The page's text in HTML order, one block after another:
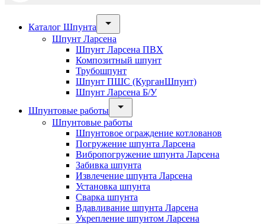
Каталог Шпунта
Шпунт Ларсена
Шпунт Ларсена ПВХ
Композитный шпунт
Трубошпунт
Шпунт ПШС (КурганШпунт)
Шпунт Ларсена Б/У
Шпунтовые работы
Шпунтовые работы
Шпунтовое ограждение котлованов
Погружение шпунта Ларсена
Вибропогружение шпунта Ларсена
Забивка шпунта
Извлечение шпунта Ларсена
Установка шпунта
Сварка шпунта
Вдавливание шпунта Ларсена
Укрепление шпунтом Ларсена